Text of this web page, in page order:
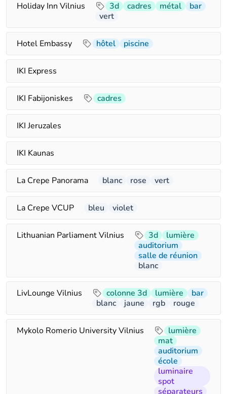
Holiday Inn Vilnius 3d cadres métal
bar
vert
Hotel Embassy hôtel piscine
IKI Express
IKI Fabijoniskes cadres
IKI Jeruzales
IKI Kaunas
La Crepe Panorama blanc rose vert
La Crepe VCUP bleu violet
Lithuanian Parliament Vilnius 3d
lumière
auditorium
salle de réunion
blanc
LivLounge Vilnius colonne 3d lumière
bar
blanc
jaune rgb rouge
Mykolo Romerio University Vilnius
lumière
mat
auditorium
école
luminaire
spot
séparateurs